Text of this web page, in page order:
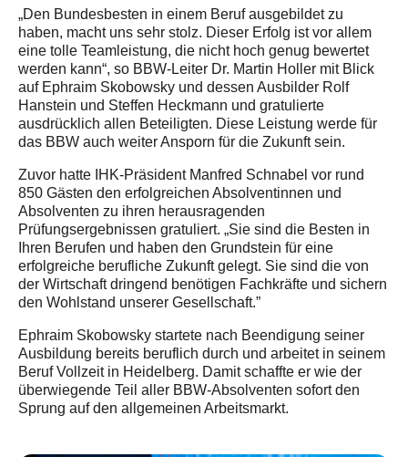
„Den Bundesbesten in einem Beruf ausgebildet zu
haben, macht uns sehr stolz. Dieser Erfolg ist vor allem
eine tolle Teamleistung, die nicht hoch genug bewertet
werden kann“, so BBW-Leiter Dr. Martin Holler mit Blick
auf Ephraim Skobowsky und dessen Ausbilder Rolf
Hanstein und Steffen Heckmann und gratulierte
ausdrücklich allen Beteiligten. Diese Leistung werde für
das BBW auch weiter Ansporn für die Zukunft sein.
Zuvor hatte IHK-Präsident Manfred Schnabel vor rund
850 Gästen den erfolgreichen Absolventinnen und
Absolventen zu ihren herausragenden
Prüfungsergebnissen gratuliert. „Sie sind die Besten in
Ihren Berufen und haben den Grundstein für eine
erfolgreiche berufliche Zukunft gelegt. Sie sind die von
der Wirtschaft dringend benötigen Fachkräfte und sichern
den Wohlstand unserer Gesellschaft.”
Ephraim Skobowsky startete nach Beendigung seiner
Ausbildung bereits beruflich durch und arbeitet in seinem
Beruf Vollzeit in Heidelberg. Damit schaffte er wie der
überwiegende Teil aller BBW-Absolventen sofort den
Sprung auf den allgemeinen Arbeitsmarkt.